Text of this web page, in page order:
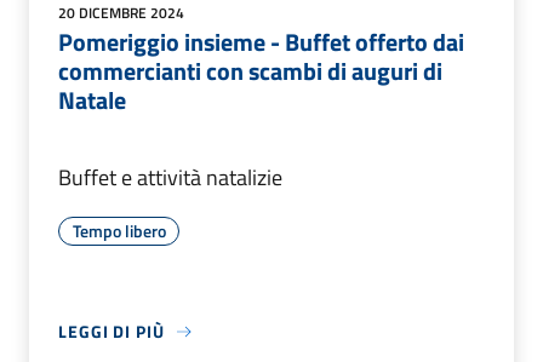
20 DICEMBRE 2024
Pomeriggio insieme - Buffet offerto dai
commercianti con scambi di auguri di
Natale
Buffet e attività natalizie
Tempo libero
LEGGI DI PIÙ